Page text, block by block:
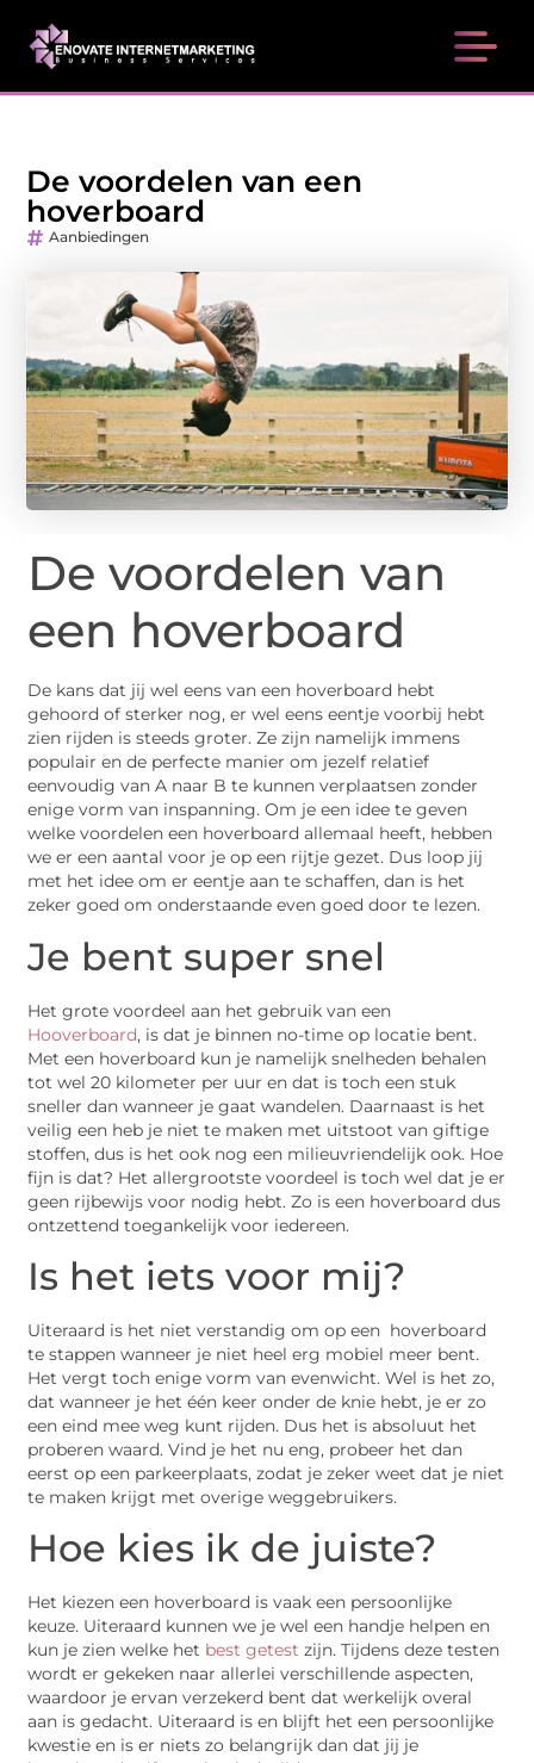
De voordelen van een
hoverboard
Aanbiedingen
De voordelen van
een hoverboard
De kans dat jij wel eens van een hoverboard hebt
gehoord of sterker nog, er wel eens eentje voorbij hebt
zien rijden is steeds groter. Ze zijn namelijk immens
populair en de perfecte manier om jezelf relatief
eenvoudig van A naar B te kunnen verplaatsen zonder
enige vorm van inspanning. Om je een idee te geven
welke voordelen een hoverboard allemaal heeft, hebben
we er een aantal voor je op een rijtje gezet. Dus loop jij
met het idee om er eentje aan te schaffen, dan is het
zeker goed om onderstaande even goed door te lezen.
Je bent super snel
Het grote voordeel aan het gebruik van een
Hooverboard, is dat je binnen no-time op locatie bent.
Met een hoverboard kun je namelijk snelheden behalen
tot wel 20 kilometer per uur en dat is toch een stuk
sneller dan wanneer je gaat wandelen. Daarnaast is het
veilig een heb je niet te maken met uitstoot van giftige
stoffen, dus is het ook nog een milieuvriendelijk ook. Hoe
fijn is dat? Het allergrootste voordeel is toch wel dat je er
geen rijbewijs voor nodig hebt. Zo is een hoverboard dus
ontzettend toegankelijk voor iedereen.
Is het iets voor mij?
Uiteraard is het niet verstandig om op een hoverboard
te stappen wanneer je niet heel erg mobiel meer bent.
Het vergt toch enige vorm van evenwicht. Wel is het zo,
dat wanneer je het één keer onder de knie hebt, je er zo
een eind mee weg kunt rijden. Dus het is absoluut het
proberen waard. Vind je het nu eng, probeer het dan
eerst op een parkeerplaats, zodat je zeker weet dat je niet
te maken krijgt met overige weggebruikers.
Hoe kies ik de juiste?
Het kiezen een hoverboard is vaak een persoonlijke
keuze. Uiteraard kunnen we je wel een handje helpen en
kun je zien welke het best getest zijn. Tijdens deze testen
wordt er gekeken naar allerlei verschillende aspecten,
waardoor je ervan verzekerd bent dat werkelijk overal
aan is gedacht. Uiteraard is en blijft het een persoonlijke
kwestie en is er niets zo belangrijk dan dat jij je